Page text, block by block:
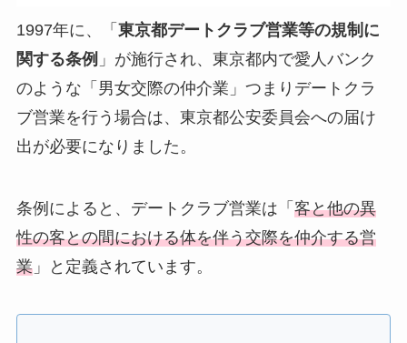
1997年に、「 東京都デートクラブ営業等の規制に
関する条例 」が施行され、東京都内で愛人バンク
のような「男女交際の仲介業」つまりデートクラ
ブ営業を行う場合は、 東京都公安委員会への届け
出が必要になりました。
条例によると、デートクラブ営業は「 客と他の異
性の客との間における体を伴う交際を仲介する営
業」と定義されています。